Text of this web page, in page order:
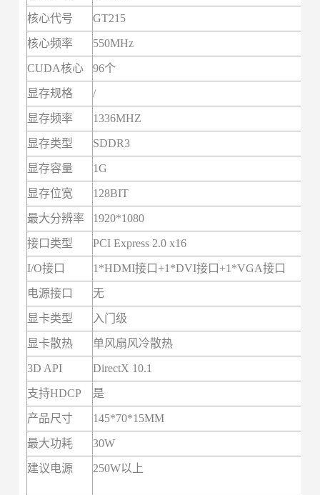
核心代号 GT215
核心频率 550MHz
CUDA核心 96个
显存规格 /
显存频率 1336MHZ
显存类型 SDDR3
显存容量 1G
显存位宽 128BIT
最大分辨率 1920*1080
接口类型 PCI Express 2.0 x16
I/O接口 1*HDMI接口+1*DVI接口+1*VGA接口
电源接口 无
显卡类型 入门级
显卡散热 单风扇风冷散热
3D API DirectX 10.1
支持HDCP 是
产品尺寸 145*70*15MM
最大功耗 30W
建议电源 250W以上